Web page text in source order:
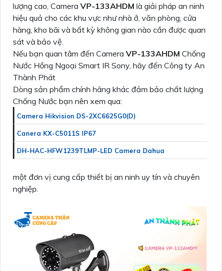
lượng cao, Camera VP-133AHDM là giải pháp an ninh
hiệu quả cho các khu vực như nhà ở, văn phòng, cửa
hàng, kho bãi và bất kỳ không gian nào cần được quan
sát và bảo vệ.
Nếu bạn quan tâm đến Camera VP-133AHDM Chống
Nước Hồng Ngoại Smart IR Sony, hãy đến Công ty An
Thành Phát
Dòng sản phẩm chính hãng khác đảm bảo chất lượng
Chống Nước bạn nên xem qua:
Camera Hikvision DS-2XC6625G0(D)
Canera KX-C5011S IP67
DH-HAC-HFW1239TLMP-LED Camera Dahua
một đơn vị cung cấp thiết bị an ninh uy tín và chuyên
nghiệp.